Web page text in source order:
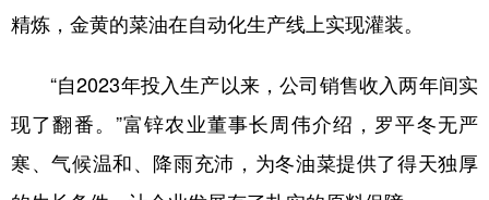
精炼，金黄的菜油在自动化生产线上实现灌装。
“自2023年投入生产以来，公司销售收入两年间实
现了翻番。”富锌农业董事长周伟介绍，罗平冬无严
寒、气候温和、降雨充沛，为冬油菜提供了得天独厚